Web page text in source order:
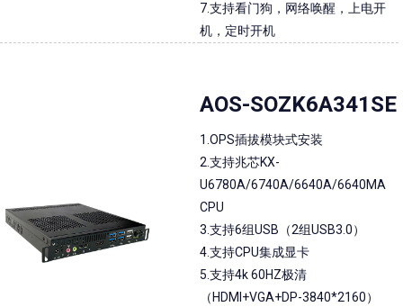
7.支持看门狗，网络唤醒，上电开
机，定时开机
AOS-SOZK6A341SE
1.OPS插拔模块式安装
2.支持兆芯KX-
U6780A/6740A/6640A/6640MA
CPU
3.支持6组USB（2组USB3.0）
4.支持CPU集成显卡
5.支持4k 60HZ极清
（HDMI+VGA+DP-3840*2160）